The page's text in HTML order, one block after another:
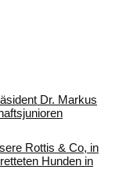
Dr. Markus
Rottis & Co, in
Hunden in